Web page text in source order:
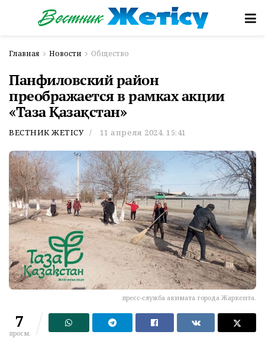
Главная Новости Общество
Панфиловский район
преображается в рамках акции
«Таза Қазақстан»
ВЕСТНИК ЖЕТІСУ 11 апреля 2024, 15:41
пресс-служба акимата города Жаркента.
7
просм.